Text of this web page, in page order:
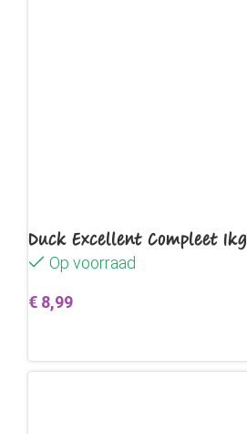
Duck Excellent Compleet 1kg
Op voorraad
€ 8,99